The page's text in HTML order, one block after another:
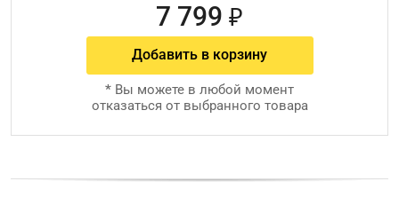
7 799 ₽
Добавить в корзину
* Вы можете в любой момент
отказаться от выбранного товара